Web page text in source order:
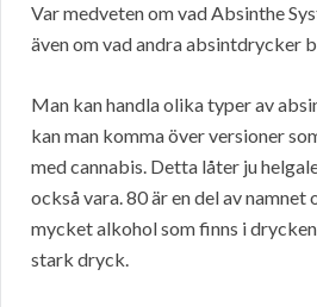
Var medveten om vad Absinthe
även om vad andra absintdrycker
Man kan handla olika typer av
kan man komma över versioner
med cannabis. Detta låter ju
också vara. 80 är en del av
mycket alkohol som finns i
stark dryck.